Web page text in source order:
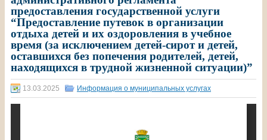
предоставления государственной услуги
“Предоставление путевок в организации
отдыха детей и их оздоровления в учебное
время (за исключением детей-сирот и детей,
оставшихся без попечения родителей, детей,
находящихся в трудной жизненной ситуации)”
13.03.2025 Информация о муниципальных услугах